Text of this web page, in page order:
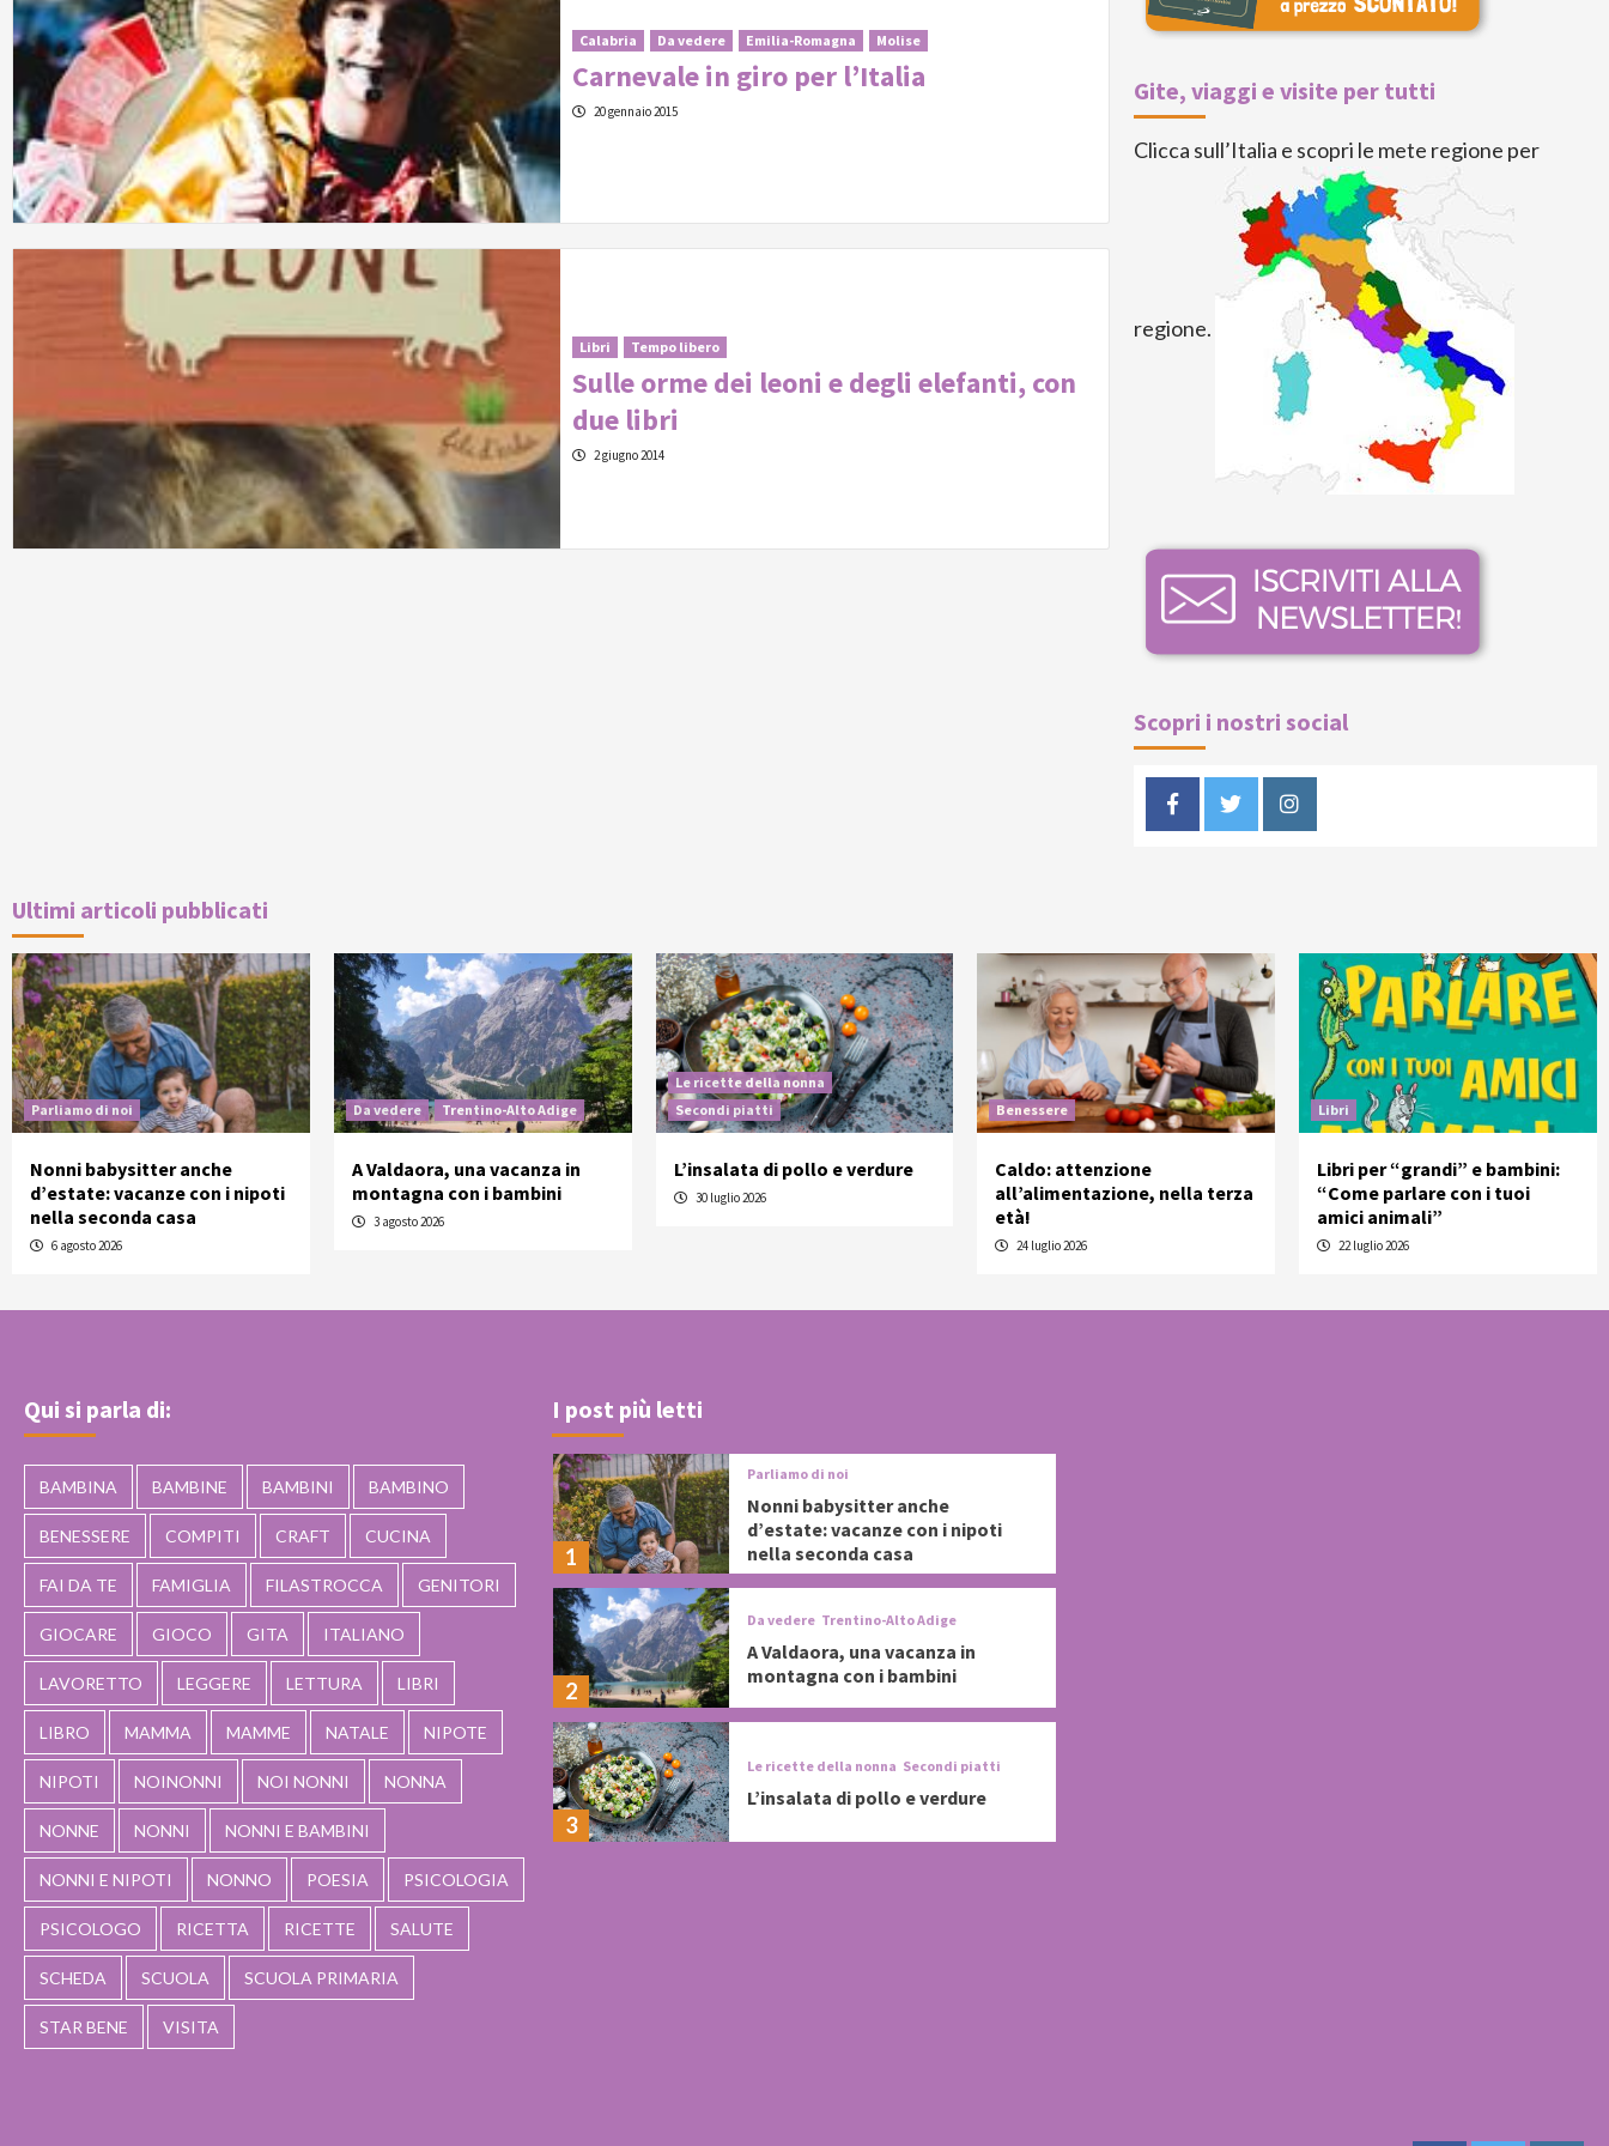
Calabria Da vedere Emilia-Romagna Molise
Carnevale in giro per l’Italia
20 gennaio 2015
Libri Tempo libero
Sulle orme dei leoni e degli elefanti, con
due libri
2 giugno 2014
Gite, viaggi e visite per tutti
Clicca sull’Italia e scopri le mete regione per
regione.
Scopri i nostri social
FacebookTwitterInstagram
Ultimi articoli pubblicati
Parliamo di noi
Nonni babysitter anche
d’estate: vacanze con i nipoti
nella seconda casa
6 agosto 2026
Da vedere Trentino-Alto Adige
A Valdaora, una vacanza in
montagna con i bambini
3 agosto 2026
Le ricette della nonna
Secondi piatti
L’insalata di pollo e verdure
30 luglio 2026
Benessere
Caldo: attenzione
all’alimentazione, nella terza
età!
24 luglio 2026
Libri
Libri per “grandi” e bambini:
“Come parlare con i tuoi
amici animali”
22 luglio 2026
Qui si parla di:
BAMBINA BAMBINE BAMBINI BAMBINO
BENESSERE COMPITI CRAFT CUCINA
FAI DA TE FAMIGLIA FILASTROCCA GENITORI
GIOCARE GIOCO GITA ITALIANO
LAVORETTO LEGGERE LETTURA LIBRI
LIBRO MAMMA MAMME NATALE NIPOTE
NIPOTI NOINONNI NOI NONNI NONNA
NONNE NONNI NONNI E BAMBINI
NONNI E NIPOTI NONNO POESIA PSICOLOGIA
PSICOLOGO RICETTA RICETTE SALUTE
SCHEDA SCUOLA SCUOLA PRIMARIA
STAR BENE VISITA
I post più letti
1
Parliamo di noi
Nonni babysitter anche
d’estate: vacanze con i nipoti
nella seconda casa
2
Da vedere Trentino-Alto Adige
A Valdaora, una vacanza in
montagna con i bambini
3
Le ricette della nonna Secondi piatti
L’insalata di pollo e verdure